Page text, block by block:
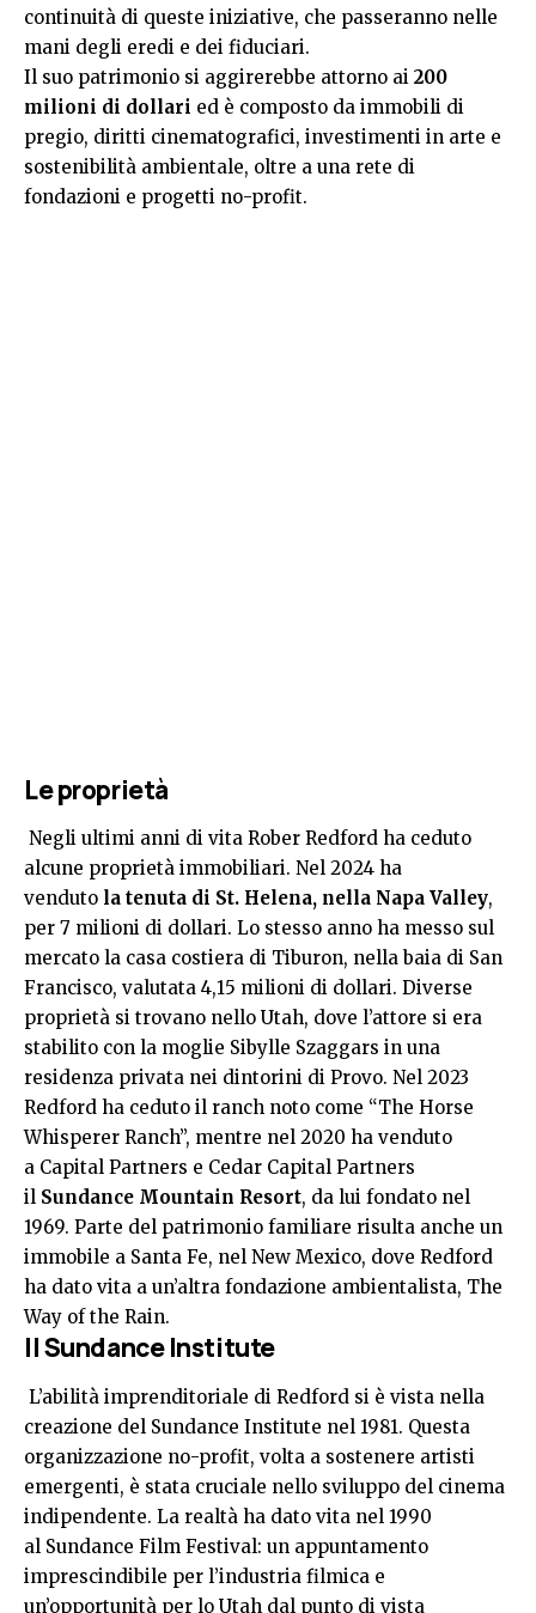
continuità di queste iniziative, che passeranno nelle
mani degli eredi e dei fiduciari.
Il suo patrimonio si aggirerebbe attorno ai 200
milioni di dollari ed è composto da immobili di
pregio, diritti cinematografici, investimenti in arte e
sostenibilità ambientale, oltre a una rete di
fondazioni e progetti no-profit.
Le proprietà
Negli ultimi anni di vita Rober Redford ha ceduto
alcune proprietà immobiliari. Nel 2024 ha
venduto la tenuta di St. Helena, nella Napa Valley,
per 7 milioni di dollari. Lo stesso anno ha messo sul
mercato la casa costiera di Tiburon, nella baia di San
Francisco, valutata 4,15 milioni di dollari. Diverse
proprietà si trovano nello Utah, dove l’attore si era
stabilito con la moglie Sibylle Szaggars in una
residenza privata nei dintorini di Provo. Nel 2023
Redford ha ceduto il ranch noto come “The Horse
Whisperer Ranch”, mentre nel 2020 ha venduto
a Capital Partners e Cedar Capital Partners
il Sundance Mountain Resort, da lui fondato nel
1969. Parte del patrimonio familiare risulta anche un
immobile a Santa Fe, nel New Mexico, dove Redford
ha dato vita a un’altra fondazione ambientalista, The
Way of the Rain.
Il Sundance Institute
L’abilità imprenditoriale di Redford si è vista nella
creazione del Sundance Institute nel 1981. Questa
organizzazione no-profit, volta a sostenere artisti
emergenti, è stata cruciale nello sviluppo del cinema
indipendente. La realtà ha dato vita nel 1990
al Sundance Film Festival: un appuntamento
imprescindibile per l’industria filmica e
un’opportunità per lo Utah dal punto di vista